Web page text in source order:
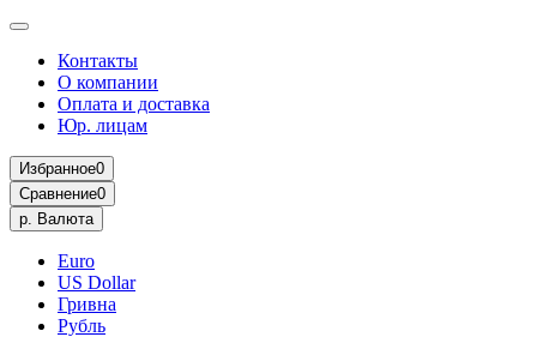
Контакты
О компании
Оплата и доставка
Юр. лицам
Избранное0
Сравнение0
р. Валюта
Euro
US Dollar
Гривна
Рубль